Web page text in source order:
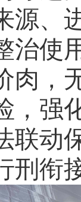
源、
治使
肉，
，强
联动
刑衔